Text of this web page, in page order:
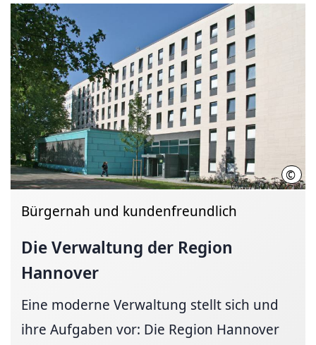
©
Bürgernah und kundenfreundlich
Die Verwaltung der Region
Hannover
Eine moderne Verwaltung stellt sich und
ihre Aufgaben vor: Die Region Hannover